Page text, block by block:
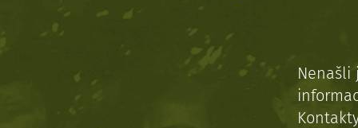
Nenašli